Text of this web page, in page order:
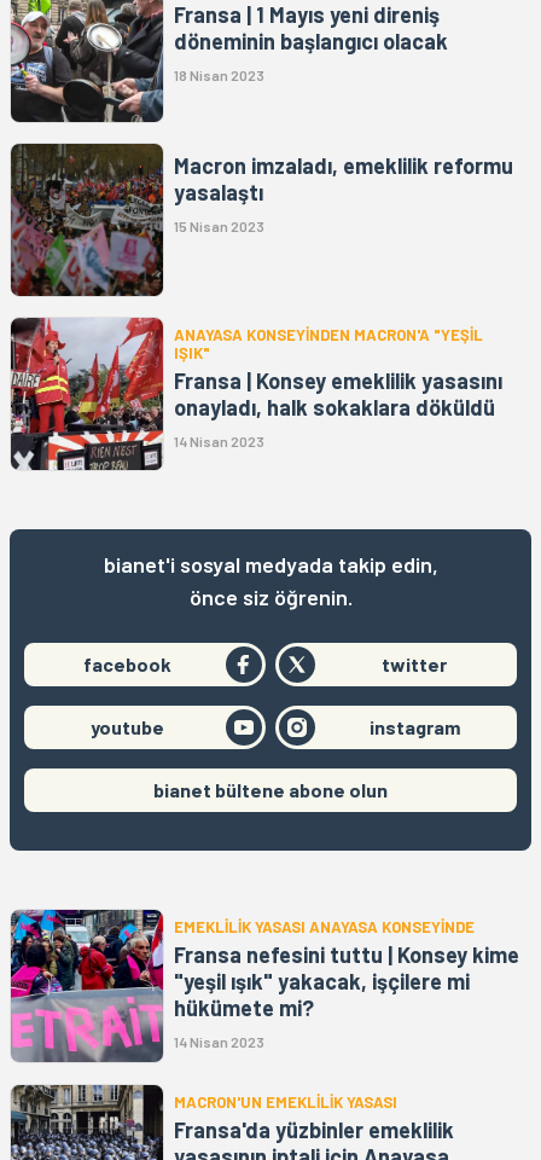
Fransa | 1 Mayıs yeni direniş
döneminin başlangıcı olacak
18 Nisan 2023
Macron imzaladı, emeklilik reformu
yasalaştı
15 Nisan 2023
ANAYASA KONSEYİNDEN MACRON'A "YEŞİL
IŞIK"
Fransa | Konsey emeklilik yasasını
onayladı, halk sokaklara döküldü
14 Nisan 2023
bianet'i sosyal medyada takip edin,
önce siz öğrenin.
facebook twitter
youtube instagram
bianet bültene abone olun
EMEKLİLİK YASASI ANAYASA KONSEYİNDE
Fransa nefesini tuttu | Konsey kime
"yeşil ışık" yakacak, işçilere mi
hükümete mi?
14 Nisan 2023
MACRON'UN EMEKLİLİK YASASI
Fransa'da yüzbinler emeklilik